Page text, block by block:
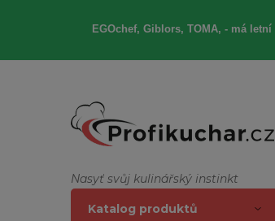
EGOchef, Giblors, TOMA, -má letní
Nasyť svůj kulinářský instinkt
Katalog produktů